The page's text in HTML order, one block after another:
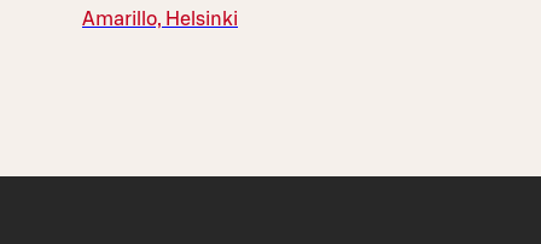
Amarillo, Helsinki